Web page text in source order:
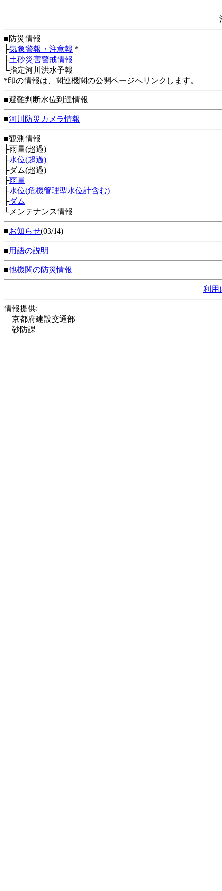
■防災情報
├気象警報・注意報 *
├土砂災害警戒情報
└指定河川洪水予報
*印の情報は、関連機関の公開ページへリンクします。
■避難判断水位到達情報
■河川防災カメラ情報
■観測情報
├雨量(超過)
├水位(超過)
├ダム(超過)
├雨量
├水位(危機管理型水位計含む)
├ダム
└メンテナンス情報
■お知らせ(03/14)
■用語の説明
■他機関の防災情報
利用
情報提供:
京都府建設交通部
砂防課